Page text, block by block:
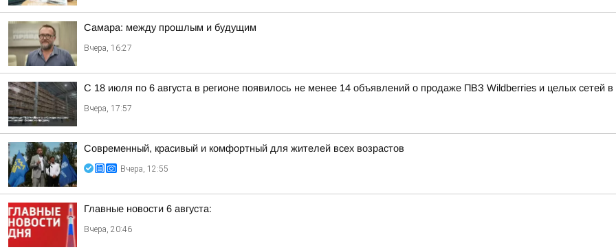
Самара: между прошлым и будущим
Вчера, 16:27
С 18 июля по 6 августа в регионе появилось не менее 14 объявлений о продаже ПВЗ Wildberries и целых сетей
Вчера, 17:57
Современный, красивый и комфортный для жителей всех возрастов
Вчера, 12:55
Главные новости 6 августа:
Вчера, 20:46